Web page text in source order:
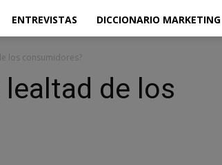
ENTREVISTAS DICCIONARIO MARKETING
los consumidores?
de los